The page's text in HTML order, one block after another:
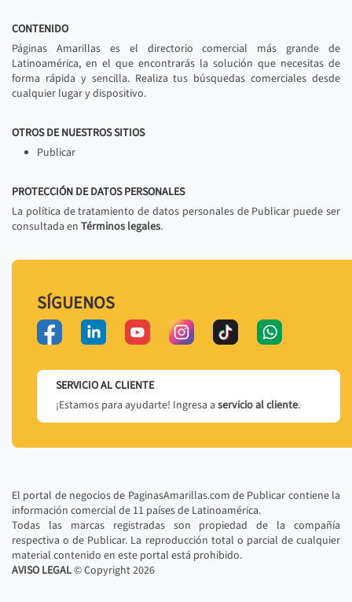
CONTENIDO
Páginas Amarillas es el directorio comercial más grande de
Latinoamérica, en el que encontrarás la solución que necesitas de
forma rápida y sencilla. Realiza tus búsquedas comerciales desde
cualquier lugar y dispositivo.
OTROS DE NUESTROS SITIOS
Publicar
PROTECCIÓN DE DATOS PERSONALES
La política de tratamiento de datos personales de Publicar puede ser
consultada en Términos legales.
SÍGUENOS
SERVICIO AL CLIENTE
¡Estamos para ayudarte! Ingresa a servicio al cliente.
El portal de negocios de PaginasAmarillas.com de Publicar contiene la
información comercial de 11 países de Latinoamérica.
Todas las marcas registradas son propiedad de la compañía
respectiva o de Publicar. La reproducción total o parcial de cualquier
material contenido en este portal está prohibido.
AVISO LEGAL© Copyright2026